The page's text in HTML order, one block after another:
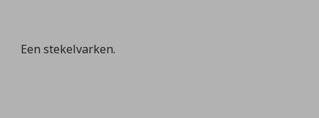
Een stekelvarken.